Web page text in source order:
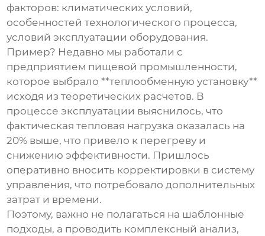
факторов: климатических условий,
особенностей технологического процесса,
условий эксплуатации оборудования.
Пример? Недавно мы работали с
предприятием пищевой промышленности,
которое выбрало **теплообменную установку**
исходя из теоретических расчетов. В
процессе эксплуатации выяснилось, что
фактическая тепловая нагрузка оказалась на
20% выше, что привело к перегреву и
снижению эффективности. Пришлось
оперативно вносить корректировки в систему
управления, что потребовало дополнительных
затрат и времени.
Поэтому, важно не полагаться на шаблонные
подходы, а проводить комплексный анализ,